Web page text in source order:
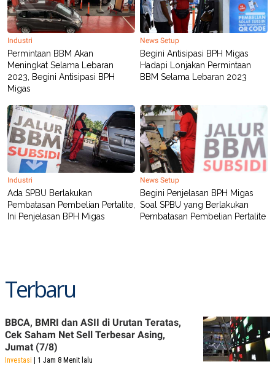
Industri
Permintaan BBM Akan
Meningkat Selama Lebaran
2023, Begini Antisipasi BPH
Migas
News Setup
Begini Antisipasi BPH Migas
Hadapi Lonjakan Permintaan
BBM Selama Lebaran 2023
Industri
Ada SPBU Berlakukan
Pembatasan Pembelian Pertalite,
Ini Penjelasan BPH Migas
News Setup
Begini Penjelasan BPH Migas
Soal SPBU yang Berlakukan
Pembatasan Pembelian Pertalite
Terbaru
BBCA, BMRI dan ASII di Urutan Teratas,
Cek Saham Net Sell Terbesar Asing,
Jumat (7/8)
Investasi | 1 Jam 8 Menit lalu